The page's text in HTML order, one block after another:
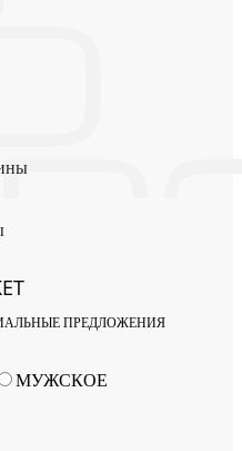
ПРЕДЛОЖЕНИЯ
МУЖСКОЕ